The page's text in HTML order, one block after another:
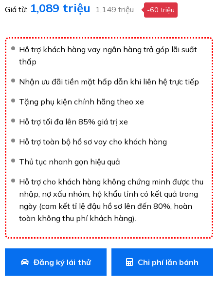
Giá từ: 1,089 triệu 1,149 triệu -60 triệu
Hỗ trợ khách hàng vay ngân hàng trả góp lãi suất
thấp
Nhận ưu đãi tiền mặt hấp dẫn khi liên hệ trực tiếp
Tặng phụ kiện chính hãng theo xe
Hỗ trợ tối đa lên 85% giá trị xe
Hỗ trợ toàn bộ hồ sơ vay cho khách hàng
Thủ tục nhanh gọn hiệu quả
Hỗ trợ cho khách hàng không chứng minh được thu
nhập, nợ xấu nhóm, hộ khẩu tỉnh có kết quả trong
ngày (cam kết tỉ lệ đậu hồ sơ lên đến 80%, hoàn
toàn không thu phí khách hàng).
Đăng ký lái thử Chi phí lăn bánh